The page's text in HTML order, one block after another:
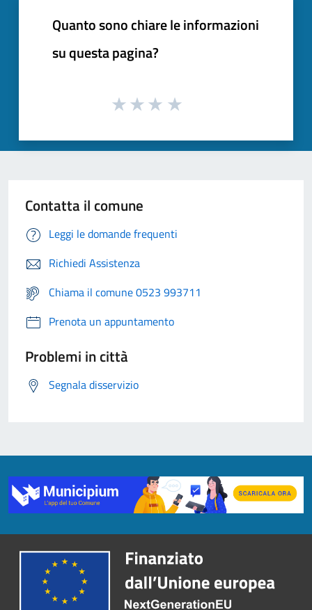
Quanto sono chiare le informazioni
su questa pagina?
Contatta il comune
Leggi le domande frequenti
Richiedi Assistenza
Chiama il comune 0523 993711
Prenota un appuntamento
Problemi in città
Segnala disservizio